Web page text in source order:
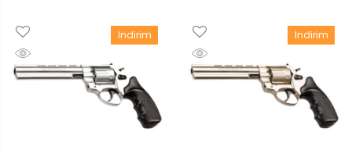
8.226,00₺.
İndirim İndirim